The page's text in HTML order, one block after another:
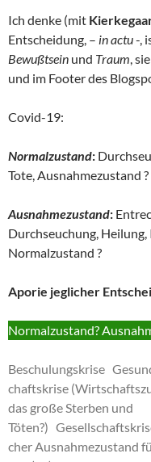
Ich denke (mit
Entscheidung, – in actu-,
Bewußtsein und Traum,
und im Footer des
Covid-19:
Normalzustand:
Tote, Ausnahmezustand ?
Ausnahmezustand:
Durchseuchung,
Normalzustand ?
Aporie jeglicher
Normalzustand?
Beschulungskrise
chaftskrise
das große Sterben und
Töten?)
cher Ausnahmezustand